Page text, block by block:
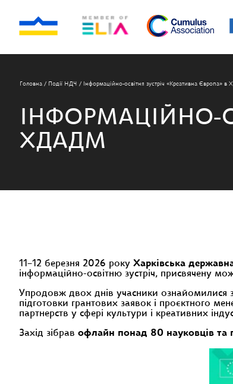
Головна / Події НДЧ / Інформаційно-освітня зустріч «Креативна Європа»
ІНФОРМАЦІЙНО-
ХДАДМ
11–12 березня 2026 року Харківська
інформаційно-освітню зустріч, присвячену
Упродовж двох днів учасники ознайомилися
підготовки грантових заявок і проєктного
партнерств у сфері культури і креативних
Захід зібрав офлайн понад 80 науковців та